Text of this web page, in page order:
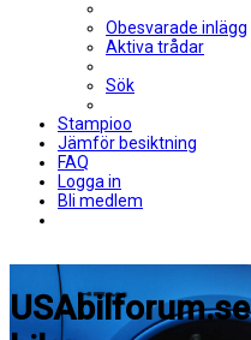
Obesvarade inlägg
Aktiva trådar
Sök
Stampioo
Jämför besiktning
FAQ
Logga in
Bli medlem